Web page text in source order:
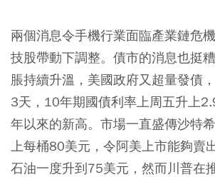
兩個消息令手機行業面臨產業鏈危
技股帶動下調整。債市的消息也挺
脹持續升溫，美國政府又超量發債
3天，10年期國債利率上周五升上
年以來的新高。市場一直盛傳沙特
上每桶80美元，令阿美上市能夠賣
石油一度升到75美元，然而川普在